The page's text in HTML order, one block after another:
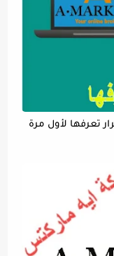
تعرفها لأول مرة